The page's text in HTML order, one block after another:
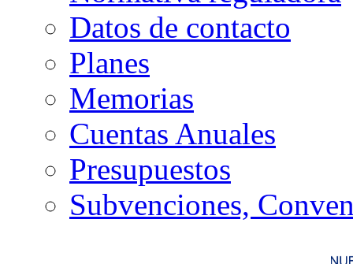
Datos de contacto
Planes
Memorias
Cuentas Anuales
Presupuestos
Subvenciones,